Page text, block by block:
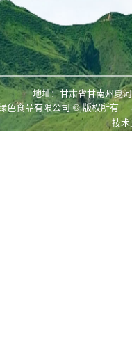
地址：甘肃省甘南州夏
色食品有限公司© 版权所有
技术